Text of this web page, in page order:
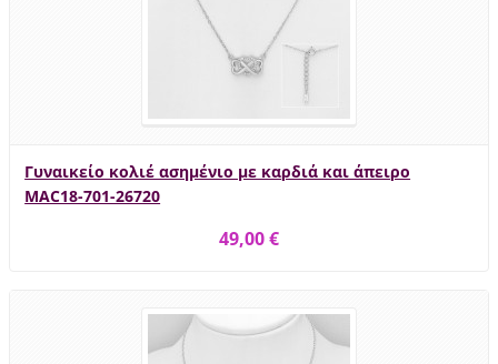
Γυναικείο κολιέ ασημένιο με καρδιά και άπειρο
MAC18-701-26720
49,00 €